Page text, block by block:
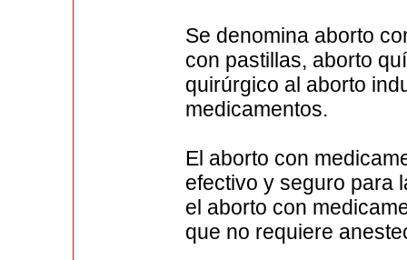
Se denomina aborto
con pastillas, aborto
quirúrgico al aborto
medicamentos.
El aborto con
efectivo y seguro para
el aborto con
que no requiere